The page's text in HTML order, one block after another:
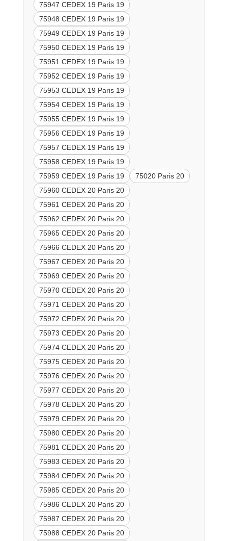
75947 CEDEX 19 Paris 19
75948 CEDEX 19 Paris 19
75949 CEDEX 19 Paris 19
75950 CEDEX 19 Paris 19
75951 CEDEX 19 Paris 19
75952 CEDEX 19 Paris 19
75953 CEDEX 19 Paris 19
75954 CEDEX 19 Paris 19
75955 CEDEX 19 Paris 19
75956 CEDEX 19 Paris 19
75957 CEDEX 19 Paris 19
75958 CEDEX 19 Paris 19
75959 CEDEX 19 Paris 19
75020 Paris 20
75960 CEDEX 20 Paris 20
75961 CEDEX 20 Paris 20
75962 CEDEX 20 Paris 20
75965 CEDEX 20 Paris 20
75966 CEDEX 20 Paris 20
75967 CEDEX 20 Paris 20
75969 CEDEX 20 Paris 20
75970 CEDEX 20 Paris 20
75971 CEDEX 20 Paris 20
75972 CEDEX 20 Paris 20
75973 CEDEX 20 Paris 20
75974 CEDEX 20 Paris 20
75975 CEDEX 20 Paris 20
75976 CEDEX 20 Paris 20
75977 CEDEX 20 Paris 20
75978 CEDEX 20 Paris 20
75979 CEDEX 20 Paris 20
75980 CEDEX 20 Paris 20
75981 CEDEX 20 Paris 20
75983 CEDEX 20 Paris 20
75984 CEDEX 20 Paris 20
75985 CEDEX 20 Paris 20
75986 CEDEX 20 Paris 20
75987 CEDEX 20 Paris 20
75988 CEDEX 20 Paris 20